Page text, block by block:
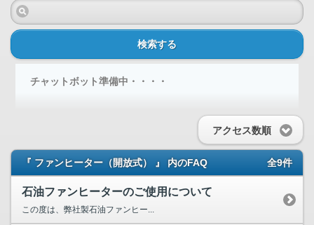
検索する
チャットボット準備中・・・・
アクセス数順
『 ファンヒーター（開放式） 』 内のFAQ 全9件
石油ファンヒーターのご使用について
この度は、弊社製石油ファンヒー...